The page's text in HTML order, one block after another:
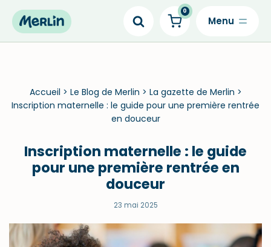
Skip
0
Accueil > Le Blog de Merlin > La gazette de Merlin >
Inscription maternelle : le guide pour une première rentrée
en douceur
Inscription maternelle : le guide
pour une première rentrée en
douceur
23 mai 2025